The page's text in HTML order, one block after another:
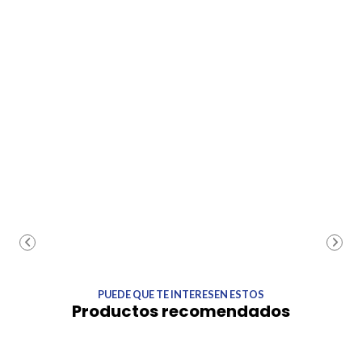
PUEDE QUE TE INTERESEN ESTOS
Productos recomendados